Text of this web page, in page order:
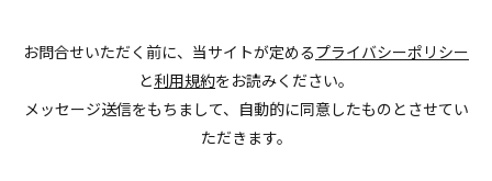
お問合せいただく前に、当サイトが定めるプライバシーポリシー
と利用規約をお読みください。
メッセージ送信をもちまして、自動的に同意したものとさせてい
ただきます。